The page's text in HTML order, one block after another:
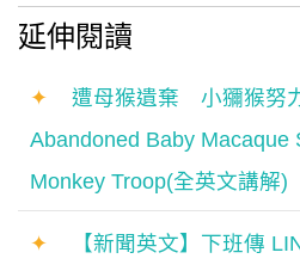
延伸閱讀
✦
遭母猴遺棄 小獼猴努
Abandoned Baby Macaque
Monkey Troop(全英文講解)
✦
【新聞英文】下班傳